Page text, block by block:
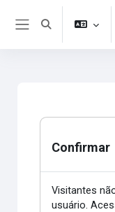
Ir para o conteúdo
Alternar entrada
Confirmar
Visitantes
usuário.